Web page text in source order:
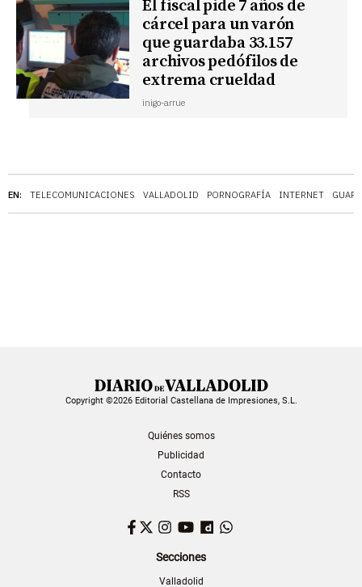
EN: TELECOMUNICACIONES VALLADOLID PORNOGRAFÍA INTERNET
El fiscal pide 7 años de
cárcel para un varón
que guardaba 33.157
archivos pedófilos de
extrema crueldad
inigo-arrue
Copyright ©2026 Editorial Castellana de Impresiones, S.L.
Quiénes somos
Publicidad
Contacto
RSS
Facebook
TwitterInstagram
YouTubeDailymotion
Secciones
Valladolid